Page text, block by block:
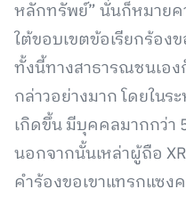
หลักทรัพย์” นั่นก็หมายค
ใต้ขอบเขตข้อเรียกร้อง
ทั้งนี้ทางสาธารณชนเอ
กล่าวอย่างมาก โดยในร
เกิดขึ้น มีบุคคลมากกว่า
นอกจากนั้นเหล่าผู้ถือ
คำร้องขอเขาแทรกแซ